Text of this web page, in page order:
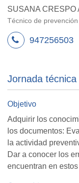
SUSANA CRESPO
Técnico de
947256503
Jornada técnica
Objetivo
Adquirir los
los documentos:
la actividad
Dar a conocer los
encuentran en